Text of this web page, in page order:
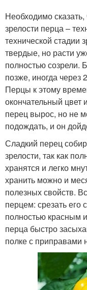
Необходимо
зрелости перца –
технической стадии
твердые, но расти
полностью созрели.
позже, иногда через
Перцы к этому
окончательный цвет
перец вырос, но не
подождать, и он
Сладкий перец
зрелости, так как
хранятся и легко
хранить можно и
полезных свойств.
перцем: срезать его
полностью красным
перца быстро
полке с приправами